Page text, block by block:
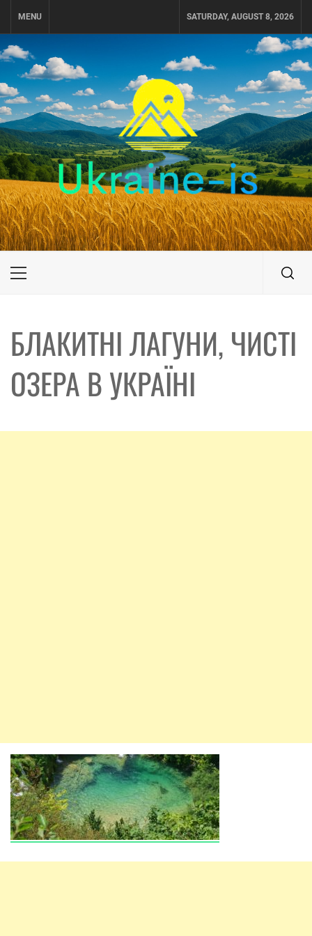
MENU SATURDAY, AUGUST 8, 2026
UKRAINE-IS
ПОДОРОЖI ПО УКРАЇНІ
Primary
БЛАКИТНІ ЛАГУНИ, ЧИСТІ
ОЗЕРА В УКРАЇНІ